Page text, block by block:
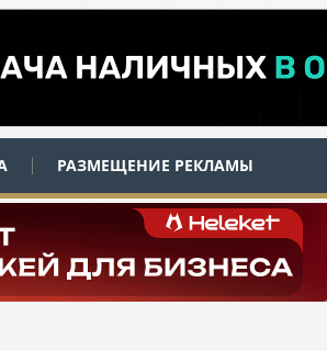
РАЗМЕЩЕНИЕ РЕКЛАМЫ